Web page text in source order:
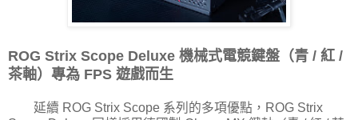
ROG Strix Scope Deluxe 機械式電競鍵盤（青 / 紅 /
茶軸）專為 FPS 遊戲而生
延續 ROG Strix Scope 系列的多項優點，ROG Strix